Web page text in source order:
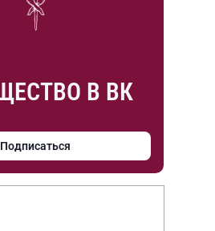
В ВК
Подписаться